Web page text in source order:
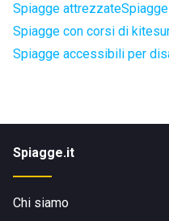
Spiagge attrezzate
Spiagge con corsi di
Spiagge accessibili per
Spiagge.it
Chi siamo